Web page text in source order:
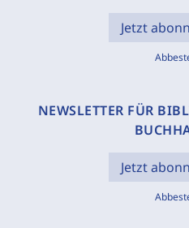
Jetzt
NEWSLETTER FÜR
Jetzt